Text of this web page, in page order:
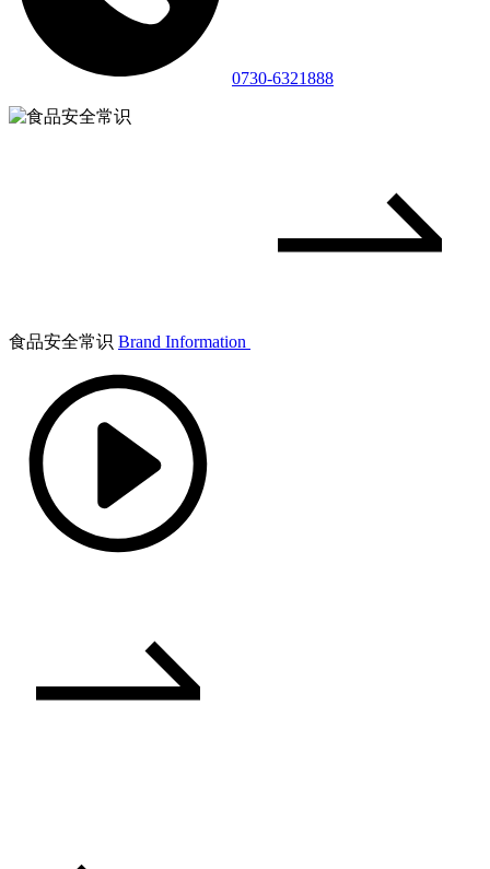
0730-6321888
食品安全常识 Brand Information